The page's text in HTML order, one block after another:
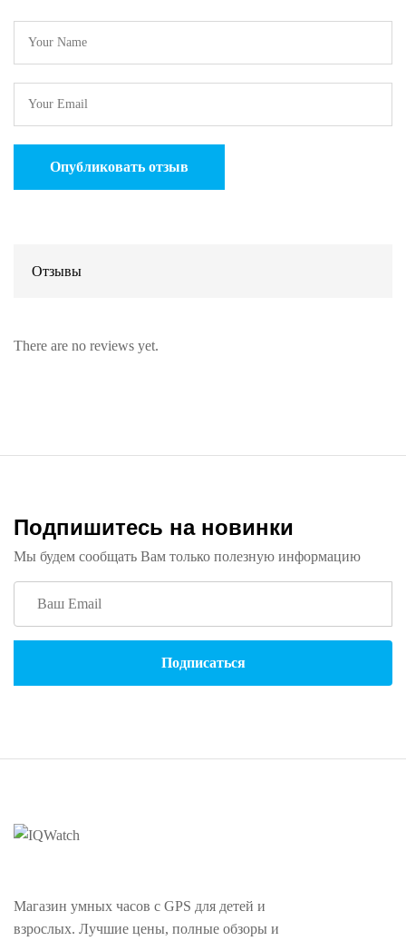
Отзывы
There are no reviews yet.
Подпишитесь на новинки
Мы будем сообщать Вам только полезную информацию
Магазин умных часов с GPS для детей и
взрослых. Лучшие цены, полные обзоры и